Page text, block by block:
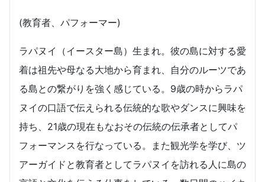
(教育者、パフォーマー)
ラパヌイ（イースター島）生まれ。彼の島に対する愛
着は祖先や母なる大地から育まれ、自分のルーツであ
る島との繋がりを強く感じている。9歳の時からラパ
ヌイの口語で伝えられる伝統的な歌やダンスに興味を
持ち、21歳の現在もなおその伝統の伝承者としてパ
フォーマンスを行なっている。また観光学を学び、ツ
アーガイドと教育者としてラパヌイを訪れる人に島の